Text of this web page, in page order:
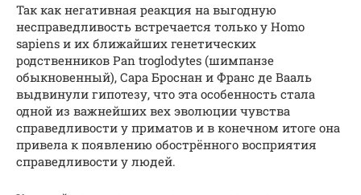
Так как негативная реакция на выгодную
несправедливость встречается только у Homo
sapiens и их ближайших генетических
родственников Pan troglodytes (шимпанзе
обыкновенный), Сара Броснан и Франс де Вааль
выдвинули гипотезу, что эта особенность стала
одной из важнейших вех эволюции чувства
справедливости у приматов и в конечном итоге она
привела к появлению обострённого восприятия
справедливости у людей.